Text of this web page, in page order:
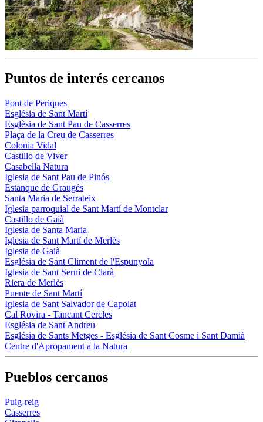
Puntos de interés cercanos
Pont de Periques
Església de Sant Martí
Esglèsia de Sant Pau de Casserres
Plaça de la Creu de Casserres
Colonia Vidal
Castillo de Viver
Casabella Natura
Iglesia de Sant Pau de Pinós
Estanque de Graugés
Santa Maria de Serrateix
Iglesia parroquial de Sant Martí de Montclar
Castillo de Gaià
Iglesia de Santa Maria
Iglesia de Sant Martí de Merlès
Iglesia de Gaià
Església de Sant Climent de l'Espunyola
Iglesia de Sant Serni de Clarà
Riera de Merlès
Puente de Sant Martí
Iglesia de Sant Salvador de Capolat
Cal Rovira - Tancant Cercles
Església de Sant Andreu
Església de Sants Metges - Església de Sant Cosme i Sant Damià
Centre d'Apropament a la Natura
Pueblos cercanos
Puig-reig
Casserres